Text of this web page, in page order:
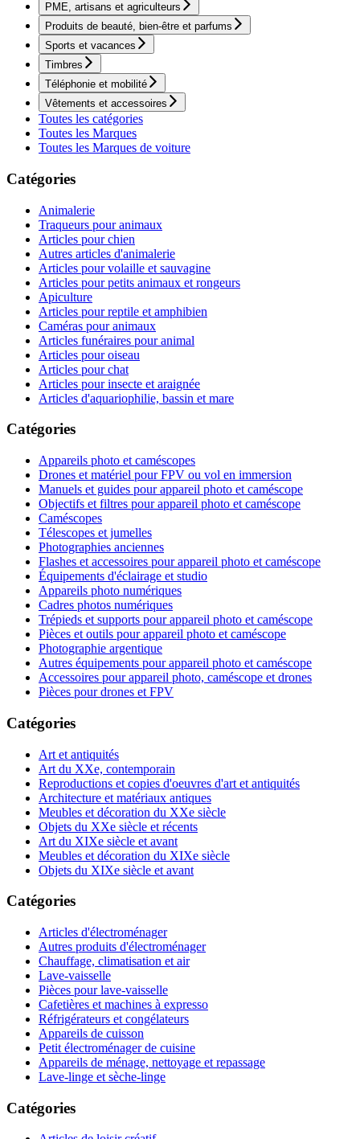
PME, artisans et agriculteurs
Produits de beauté, bien-être et parfums
Sports et vacances
Timbres
Téléphonie et mobilité
Vêtements et accessoires
Toutes les catégories
Toutes les Marques
Toutes les Marques de voiture
Catégories
Animalerie
Traqueurs pour animaux
Articles pour chien
Autres articles d'animalerie
Articles pour volaille et sauvagine
Articles pour petits animaux et rongeurs
Apiculture
Articles pour reptile et amphibien
Caméras pour animaux
Articles funéraires pour animal
Articles pour oiseau
Articles pour chat
Articles pour insecte et araignée
Articles d'aquariophilie, bassin et mare
Catégories
Appareils photo et caméscopes
Drones et matériel pour FPV ou vol en immersion
Manuels et guides pour appareil photo et caméscope
Objectifs et filtres pour appareil photo et caméscope
Caméscopes
Télescopes et jumelles
Photographies anciennes
Flashes et accessoires pour appareil photo et caméscope
Équipements d'éclairage et studio
Appareils photo numériques
Cadres photos numériques
Trépieds et supports pour appareil photo et caméscope
Pièces et outils pour appareil photo et caméscope
Photographie argentique
Autres équipements pour appareil photo et caméscope
Accessoires pour appareil photo, caméscope et drones
Pièces pour drones et FPV
Catégories
Art et antiquités
Art du XXe, contemporain
Reproductions et copies d'oeuvres d'art et antiquités
Architecture et matériaux antiques
Meubles et décoration du XXe siècle
Objets du XXe siècle et récents
Art du XIXe siècle et avant
Meubles et décoration du XIXe siècle
Objets du XIXe siècle et avant
Catégories
Articles d'électroménager
Autres produits d'électroménager
Chauffage, climatisation et air
Lave-vaisselle
Pièces pour lave-vaisselle
Cafetières et machines à expresso
Réfrigérateurs et congélateurs
Appareils de cuisson
Petit électroménager de cuisine
Appareils de ménage, nettoyage et repassage
Lave-linge et sèche-linge
Catégories